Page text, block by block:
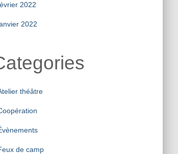
2022
2022
théâtre
de camp